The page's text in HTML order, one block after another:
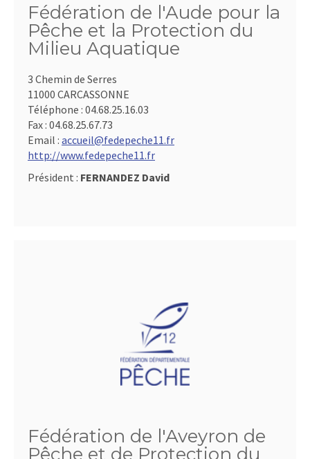
Fédération de l'Aude pour la
Pêche et la Protection du
Milieu Aquatique
3 Chemin de Serres
11000 CARCASSONNE
Téléphone : 04.68.25.16.03
Fax : 04.68.25.67.73
Email : accueil@fedepeche11.fr
http://www.fedepeche11.fr
Président : FERNANDEZ David
Fédération de l'Aveyron de
Pêche et de Protection du